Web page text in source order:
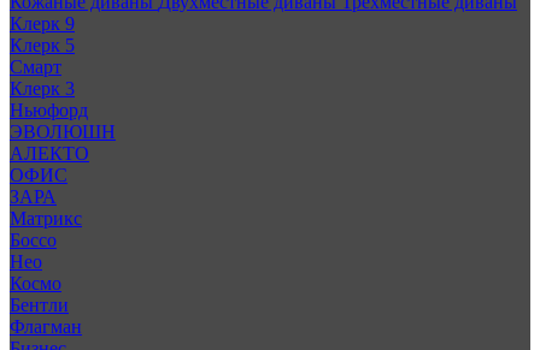
Клерк 9
Клерк 5
Смарт
Клерк 3
Ньюфорд
ЭВОЛЮШН
АЛЕКТО
ОФИС
ЗАРА
Матрикс
Боссо
Нео
Космо
Бентли
Флагман